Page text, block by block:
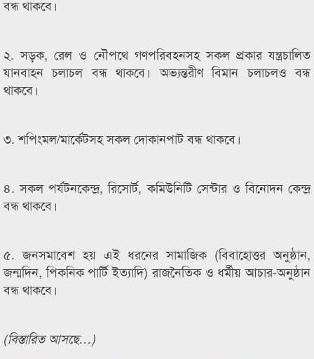
বন্ধ থাকবে।
২. সড়ক, রেল ও নৌপথে গণপরিবহনসহ সকল প্রকার যন্ত্রচালিত
যানবাহন চলাচল বন্ধ থাকবে। অভ্যন্তরীণ বিমান চলাচলও বন্ধ
থাকবে।
৩. শপিংমল/মার্কেটসহ সকল দোকানপাট বন্ধ থাকবে।
৪. সকল পর্যটনকেন্দ্র, রিসোর্ট, কমিউনিটি সেন্টার ও বিনোদন কেন্দ্র
বন্ধ থাকবে।
৫. জনসমাবেশ হয় এই ধরনের সামাজিক (বিবাহোত্তর অনুষ্ঠান,
জন্মদিন, পিকনিক পার্টি ইত্যাদি) রাজনৈতিক ও ধর্মীয় আচার-অনুষ্ঠান
বন্ধ থাকবে।
(বিস্তারিত আসছে…)